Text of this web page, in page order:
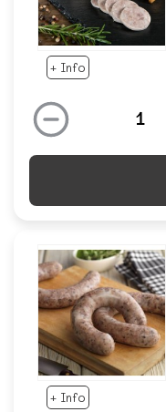
+ Info
+ Info